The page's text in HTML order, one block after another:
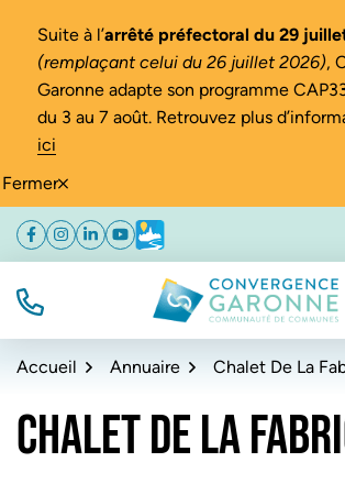
Fermer
Suite à l’arrêté préfectoral du 29
(remplaçant celui du 26 juillet 2026),
Garonne adapte son programme
du 3 au 7 août. Retrouvez plus
ici
Aller
navigation
Aller
au
Aller
au
de
Facebook
(ouverture dans un nouvel onglet)
Instagram
(ouverture dans un nouvel onglet)
Linkedin
(ouverture dans un nouvel onglet)
YouTube
(ouverture dans un nouvel onglet)
Météo
(ouverture dans un nouvel
TÉL.
Accueil Annuaire Chalet De La
CHALET DE LA